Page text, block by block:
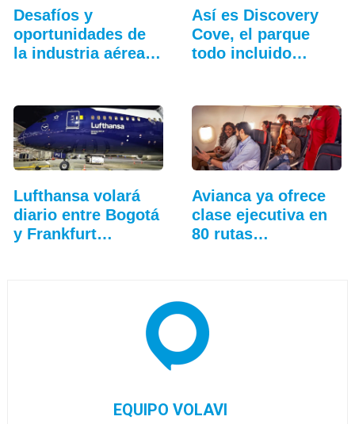
Desafíos y
oportunidades de
la industria aérea
Así es Discovery
Cove, el parque
todo incluido
Lufthansa volará
diario entre Bogotá
y Frankfurt…
Avianca ya ofrece
clase ejecutiva en
80 rutas…
EQUIPO VOLAVI